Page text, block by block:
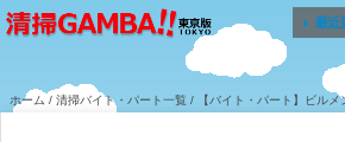
 最近
ホーム / 清掃バイト・パート一覧 / 【バイト・パート】ビルメンテ